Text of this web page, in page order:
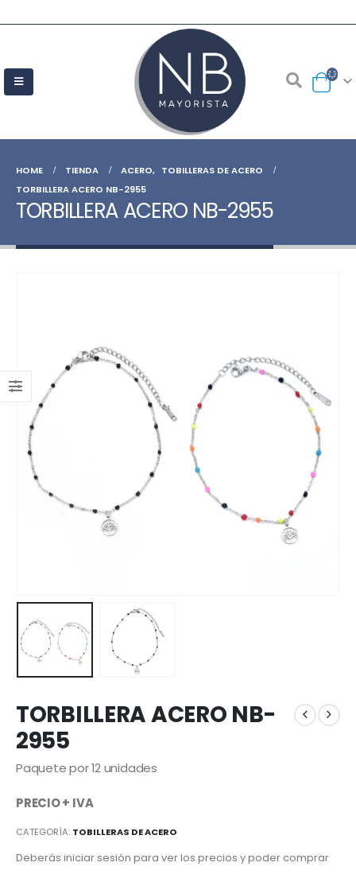
HOME TIENDA ACERO, TOBILLERAS DE ACERO
TORBILLERA ACERO NB-2955
TORBILLERA ACERO NB-2955
TORBILLERA ACERO NB-
2955
Paquete por 12 unidades
PRECIO + IVA
CATEGORÍA: TOBILLERAS DE ACERO
Deberás iniciar sesión para ver los precios y poder comprar